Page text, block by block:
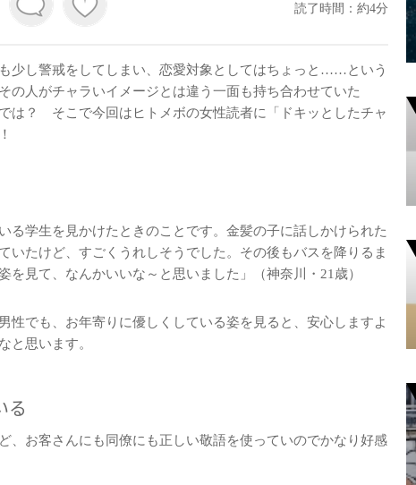
読了時間：約4分
少し警戒をしてしまい、恋愛対象としてはちょっと……という
の人がチャラいイメージとは違う一面も持ち合わせていた
は？ そこで今回はヒトメボの女性読者に「ドキッとしたチャ
る学生を見かけたときのことです。金髪の子に話しかけられた
いたけど、すごくうれしそうでした。その後もバスを降りるま
を見て、なんかいいな～と思いました」（神奈川・21歳）
でも、お年寄りに優しくしている姿を見ると、安心しますよ
と思います。
る
、お客さんにも同僚にも正しい敬語を使っていのでかなり好感